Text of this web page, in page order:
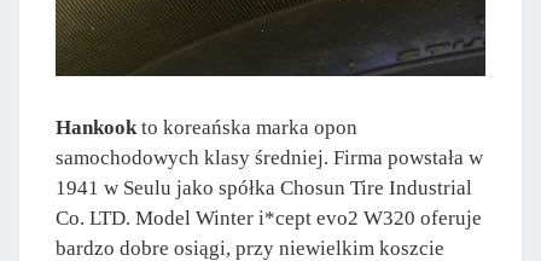
Hankook to koreańska marka opon
samochodowych klasy średniej. Firma powstała w
1941 w Seulu jako spółka Chosun Tire Industrial
Co. LTD. Model Winter i*cept evo2 W320 oferuje
bardzo dobre osiągi, przy niewielkim koszcie